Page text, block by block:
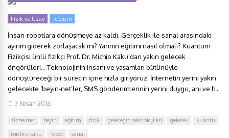
Fizik ve Uzay Toplum
İnsan-robotlara dönüşmeye az kaldı. Gerçeklik ile sanal arasındaki
ayırım giderek zorlaşacak mı? Yarının eğitimi nasıl olmalı? Kuantum
Fizikçisi ünlü fizikçi Prof. Dr. Michio Kaku’dan yakın gelecek
öngörüleri… Teknolojinin insanı ve yaşamları bütünüyle
dönüştüreceği bir sürecin içine hızla giriyoruz. İnternetin yerini yakın
gelecekte ‘beyin-net’ler, SMS gönderimlerinin yerini duygu, anı ve h...
3 Nisan 2016
alzheimer beyin eğitim fizik gelecegin teknolojileri gelecek
kuantu
michio kaku
robot sanal